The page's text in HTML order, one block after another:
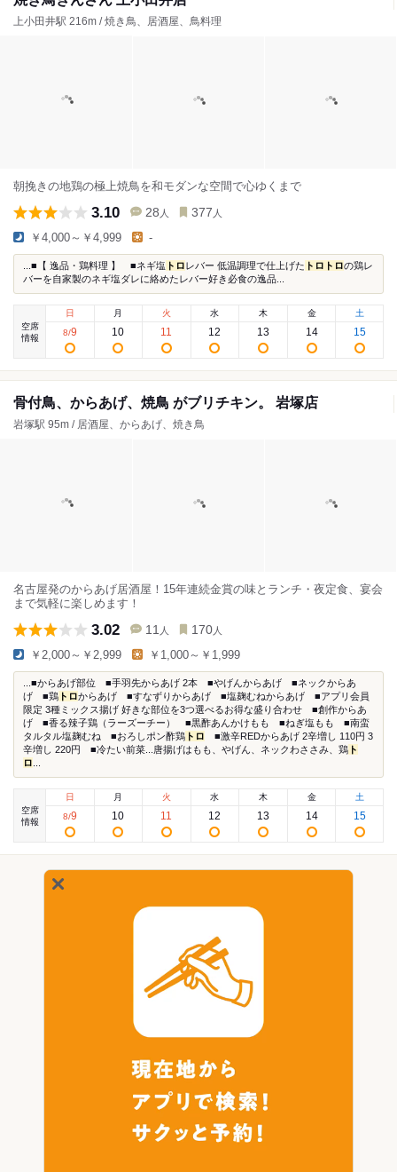
上小田井駅 216m / 焼き鳥、居酒屋、鳥料理
朝挽きの地鶏の極上焼鳥を和モダンな空間で心ゆくまで
3.10 28 人 377 人
￥4,000～￥4,999 -
...■【 逸品・鶏料理 】 ■ネギ塩 トロレバー 低温調理で仕上げた トロ トロの鶏レ
バーを自家製のネギ塩ダレに絡めたレバー好き必食の逸品...
空席
情報
日
8/9
月
10
火
11
水
12
木
13
金
14
土
15
骨付鳥、からあげ、焼鳥 がブリチキン。 岩塚店
岩塚駅 95m / 居酒屋、からあげ、焼き鳥
名古屋発のからあげ居酒屋！15年連続金賞の味とランチ・夜定食、宴会
まで気軽に楽しめます！
3.02 11 人 170 人
￥2,000～￥2,999 ￥1,000～￥1,999
...■からあげ部位 ■手羽先からあげ 2本 ■やげんからあげ ■ネックからあ
げ ■鶏 トロからあげ ■すなずりからあげ ■塩麹むねからあげ ■アプリ会員
限定 3種ミックス揚げ 好きな部位を3つ選べるお得な盛り合わせ ■創作からあ
げ ■香る辣子鶏（ラーズーチー） ■黒酢あんかけもも ■ねぎ塩もも ■南蛮
タルタル塩麹むね ■おろしポン酢鶏 トロ ■激辛REDからあげ 2辛増し 110円 3
辛増し 220円 ■冷たい前菜...唐揚げはもも、やげん、ネックわささみ、鶏 ト
ロ
空席
情報
日
8/9
月
10
火
11
水
12
木
13
金
14
土
15